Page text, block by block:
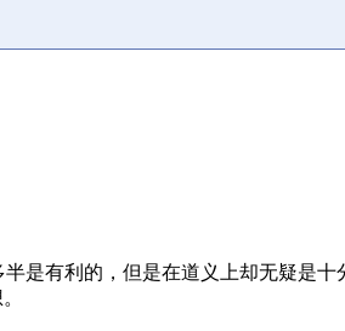
是有利的，但是在道义上却无疑是